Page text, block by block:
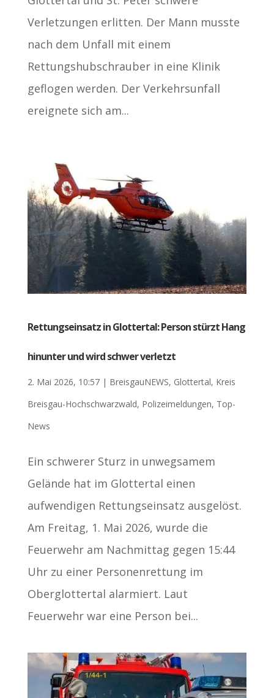
Verletzungen erlitten. Der Mann musste
nach dem Unfall mit einem
Rettungshubschrauber in eine Klinik
geflogen werden. Der Verkehrsunfall
ereignete sich am...
Rettungseinsatz in Glottertal: Person stürzt Hang
hinunter und wird schwer verletzt
2. Mai 2026, 10:57| BreisgauNEWS, Glottertal, Kreis
Breisgau-Hochschwarzwald, Polizeimeldungen, Top-
News
Ein schwerer Sturz in unwegsamem
Gelände hat im Glottertal einen
aufwendigen Rettungseinsatz ausgelöst.
Am Freitag, 1. Mai 2026, wurde die
Feuerwehr am Nachmittag gegen 15:44
Uhr zu einer Personenrettung im
Oberglottertal alarmiert. Laut
Feuerwehr war eine Person bei...